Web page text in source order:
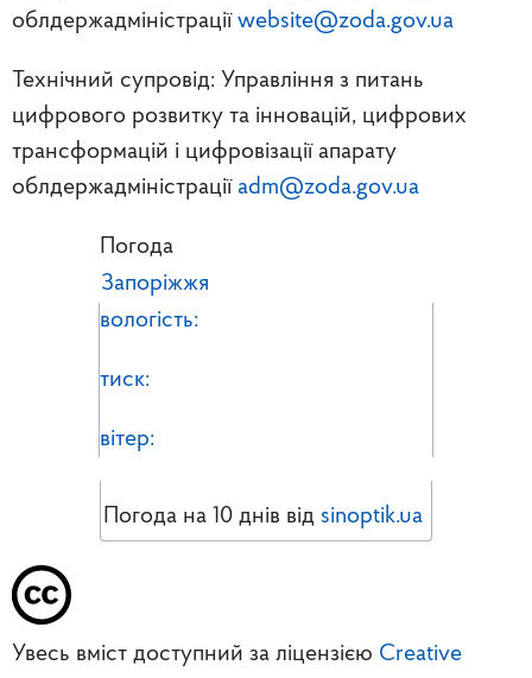
облдержадміністрації website@zoda.gov.ua
Технічний супровід: Управління з питань
цифрового розвитку та інновацій, цифрових
трансформацій і цифровізації апарату
облдержадміністрації adm@zoda.gov.ua
Погода
Запоріжжя
вологість:
тиск:
вітер:
Погода на 10 днів від sinoptik.ua
Увесь вміст доступний за ліцензією Creative